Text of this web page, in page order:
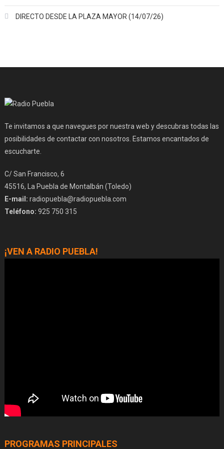
DIRECTO DESDE LA PLAZA MAYOR (14/07/26)
Te invitamos a que navegues por nuestra web y descubras todas las
posibilidades de contactar con nosotros. Estamos encantados de
escucharte.
C/ San Francisco, 6
45516, La Puebla de Montalbán (Toledo)
E-mail: radiopuebla@radiopuebla.com
Teléfono: 925 750 315
¡VEN A RADIO PUEBLA!
PROGRAMAS PRINCIPALES